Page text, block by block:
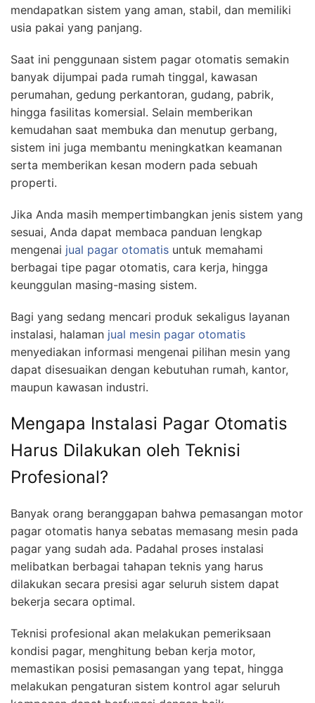
mendapatkan sistem yang aman, stabil, dan memiliki
usia pakai yang panjang.
Saat ini penggunaan sistem pagar otomatis semakin
banyak dijumpai pada rumah tinggal, kawasan
perumahan, gedung perkantoran, gudang, pabrik,
hingga fasilitas komersial. Selain memberikan
kemudahan saat membuka dan menutup gerbang,
sistem ini juga membantu meningkatkan keamanan
serta memberikan kesan modern pada sebuah
properti.
Jika Anda masih mempertimbangkan jenis sistem yang
sesuai, Anda dapat membaca panduan lengkap
mengenai jual pagar otomatis untuk memahami
berbagai tipe pagar otomatis, cara kerja, hingga
keunggulan masing-masing sistem.
Bagi yang sedang mencari produk sekaligus layanan
instalasi, halaman jual mesin pagar otomatis
menyediakan informasi mengenai pilihan mesin yang
dapat disesuaikan dengan kebutuhan rumah, kantor,
maupun kawasan industri.
Mengapa Instalasi Pagar Otomatis
Harus Dilakukan oleh Teknisi
Profesional?
Banyak orang beranggapan bahwa pemasangan motor
pagar otomatis hanya sebatas memasang mesin pada
pagar yang sudah ada. Padahal proses instalasi
melibatkan berbagai tahapan teknis yang harus
dilakukan secara presisi agar seluruh sistem dapat
bekerja secara optimal.
Teknisi profesional akan melakukan pemeriksaan
kondisi pagar, menghitung beban kerja motor,
memastikan posisi pemasangan yang tepat, hingga
melakukan pengaturan sistem kontrol agar seluruh